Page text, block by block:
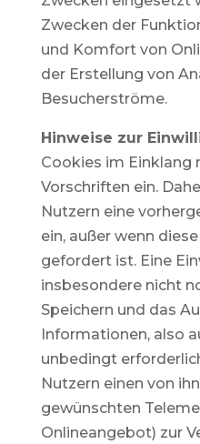
Zwecken der
und Komfort von
der Erstellung von
Besucherströme.
Hinweise zur
Cookies im Einklang
Vorschriften ein.
Nutzern eine
ein, außer wenn
gefordert ist. Eine
insbesondere nicht
Speichern und das
Informationen, also
unbedingt
Nutzern einen von
gewünschten
Onlineangebot) zur